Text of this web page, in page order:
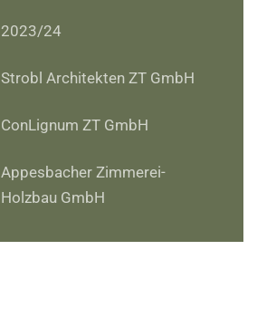
2023/24
Strobl Architekten ZT GmbH
ConLignum ZT GmbH
Appesbacher Zimmerei-
Holzbau GmbH